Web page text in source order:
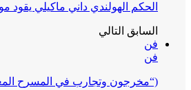
الحكم الهولندي داني ماكيلي يقود
السابق التالي
فن
فن
(“مخرجون وتجارب في المسرح